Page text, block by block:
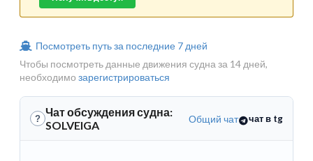
Посмотреть путь за последние 7 дней
Чтобы посмотреть данные движения судна за 14 дней,
необходимо зарегистрироваться
? Чат обсуждения судна:
SOLVEIGA
Общий чат чат в tg